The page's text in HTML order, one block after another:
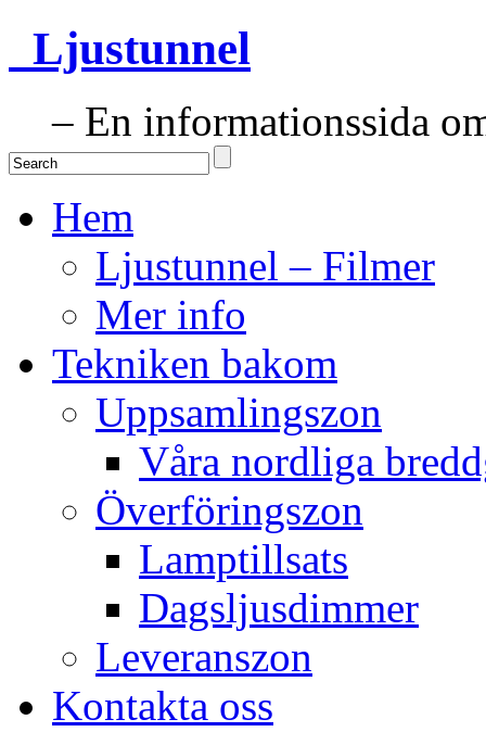
Ljustunnel
– En informationssida
Hem
Ljustunnel – Filmer
Mer info
Tekniken bakom
Uppsamlingszon
Våra nordliga
Överföringszon
Lamptillsats
Dagsljusdimmer
Leveranszon
Kontakta oss